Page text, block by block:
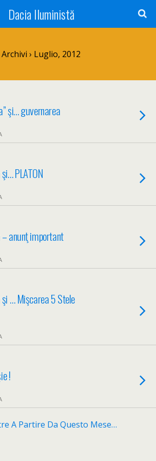
Dacia Iluministă
Archivi › Luglio, 2012
şi… guvernarea
PLATON
anunţ important
… Mişcarea 5 Stele
!
A Partire Da Questo Mese…